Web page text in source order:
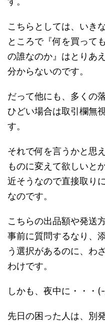
こちらとしては、いき
ところで『何を買って
の誰なのか』はとりあ
分からないのです。
だって他にも、多くの
ひどい場合は取引欄無
す。
それで何を言うかと思
ものに変えて欲しいと
近そうなので直接取り
なのです。
こちらの出品額や発送
事前に質問するなり、
う選択があるのに、わ
わけです。
しかも、夜中に・・・
先日の困った人は、別